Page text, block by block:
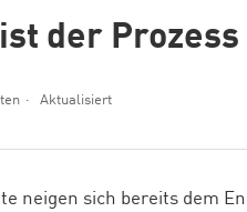
der
Aktualisiert
neigen sich bereits dem